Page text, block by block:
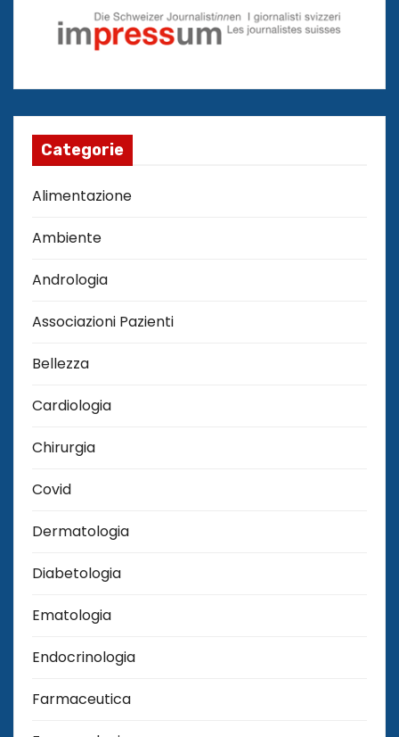
Categorie
Alimentazione
Ambiente
Andrologia
Associazioni Pazienti
Bellezza
Cardiologia
Chirurgia
Covid
Dermatologia
Diabetologia
Ematologia
Endocrinologia
Farmaceutica